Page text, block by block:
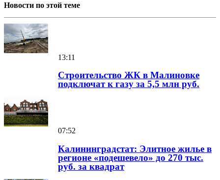
Новости по этой теме
13:11
Строительство ЖК в Малиновке
подключат к газу за 5,5 млн руб.
07:52
Калининградстат: Элитное жилье в
регионе «подешевело» до 270 тыс.
руб. за квадрат